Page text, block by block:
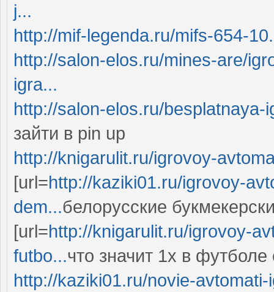
j...
http://mif-legenda.ru/mifs-654-
http://salon-elos.ru/mines-are/
igra...
http://salon-elos.ru/
зайти в pin up
http://knigarulit.ru/igrovoy-
[url=http://kaziki01.ru/igrovoy-
dem...белорусские
[url=http://knigarulit.ru/igrovoy-
futbo...что значит 1х в футболе
http://kaziki01.ru/novie-